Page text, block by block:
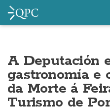
A Deputación
gastronomía e
da Morte á
Turismo de